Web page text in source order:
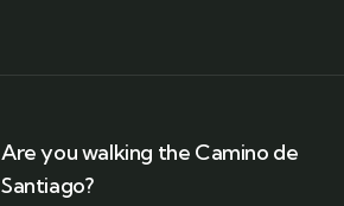
Are you walking the Camino de
Santiago?